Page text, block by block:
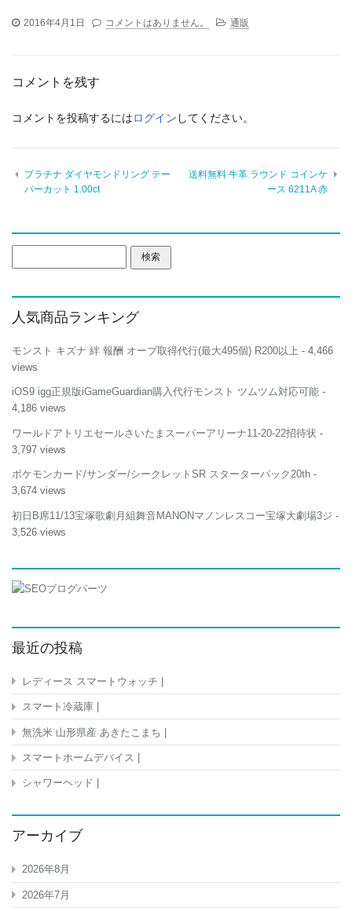
2016年4月1日 コメントはありません。 通販
コメントを残す
コメントを投稿するにはログイン してください。
プラチナ ダイヤモンドリング テー
パーカット 1.00ct
送料無料 牛革 ラウンド コインケ
ース 6211A 赤
索:
人気商品ランキング
モンスト キズナ 絆 報酬 オーブ取得代行(最大495個) R200以上 - 4,466
views
iOS9 igg正規版iGameGuardian購入代行モンスト ツムツム対応可能 -
4,186 views
ワールドアトリエセールさいたまスーパーアリーナ11-20-22招待状 -
3,797 views
ポケモンカード/サンダー/シークレットSR スターターパック20th -
3,674 views
初日B席11/13宝塚歌劇月組舞音MANONマノンレスコー宝塚大劇場3ジ -
3,526 views
最近の投稿
レディース スマートウォッチ |
スマート冷蔵庫 |
無洗米 山形県産 あきたこまち |
スマートホームデバイス |
シャワーヘッド |
アーカイブ
2026年8月
2026年7月